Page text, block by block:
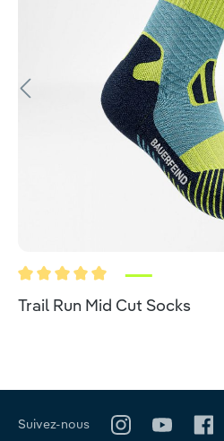
Note moyenne de 5 sur 5 étoiles
Trail Run Mid Cut Socks
Suivez-nous